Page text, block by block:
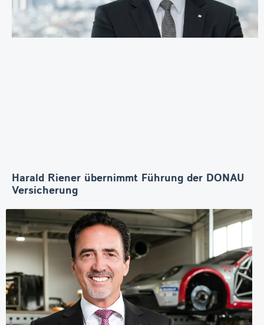
Harald Riener übernimmt Führung der DONAU
Versicherung